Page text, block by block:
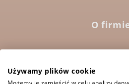
O
Używamy plików cookie